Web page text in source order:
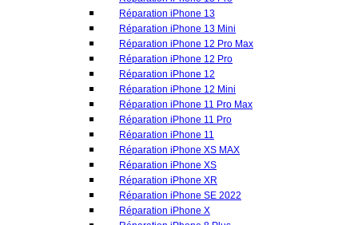
Réparation iPhone 11
Réparation iPhone XS MAX
Réparation iPhone XS
Réparation iPhone XR
Réparation iPhone SE 2022
Réparation iPhone X
Réparation iPhone 8 Plus
Réparation iPhone 8
Réparation iPhone 7 Plus
Réparation iPhone 7
Réparation iPhone SE 2020
Réparation iPhone SE 2016
Réparation iPhone 6S Plus
Réparation iPhone 6S
Réparation iPhone 6 Plus